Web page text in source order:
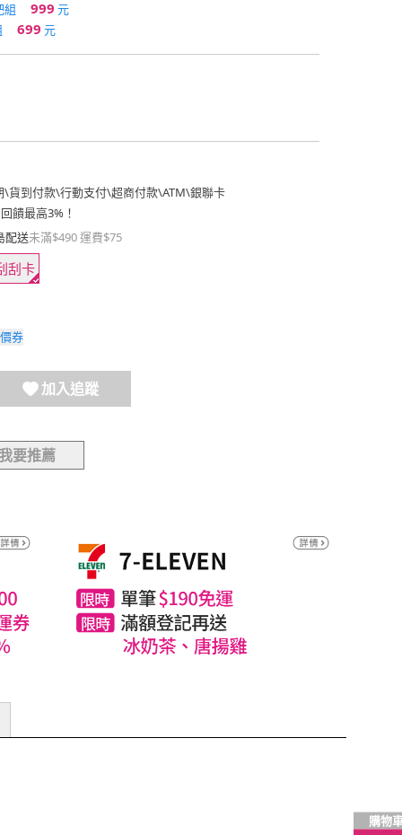
組 999 元
699 元
\貨到付款\行動支付\超商付款\ATM\銀聯卡
饋最高3%！
配送未滿$490 運費$75
刮卡
券
加入追蹤
要推薦
購物